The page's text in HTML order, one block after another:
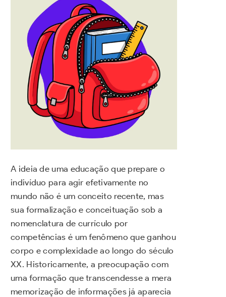
A ideia de uma educação que prepare o
indivíduo para agir efetivamente no
mundo não é um conceito recente, mas
sua formalização e conceituação sob a
nomenclatura de currículo por
competências é um fenômeno que ganhou
corpo e complexidade ao longo do século
XX. Historicamente, a preocupação com
uma formação que transcendesse a mera
memorização de informações já aparecia